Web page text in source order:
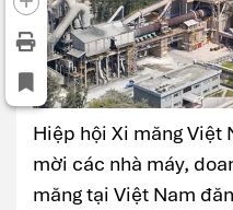
Hiệp hội Xi măng Việt
mời các nhà máy,
măng tại Việt Nam